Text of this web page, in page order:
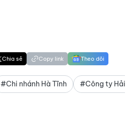
Chia sẻ Copy link Theo dõi
#Chi nhánh Hà Tĩnh #Công ty Hải